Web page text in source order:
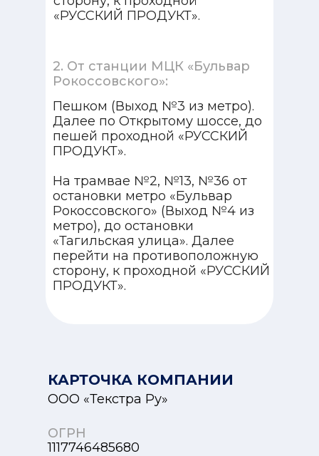
Пешком (Выход №3 из метро).
Далее по Открытому шоссе, до
пешей проходной «РУССКИЙ
ПРОДУКТ».
На трамвае №2, №13, №36 от
остановки метро «Бульвар
Рокоссовского» (Выход №4 из
метро), до остановки
«Тагильская улица». Далее
перейти на противоположную
сторону, к проходной «РУССКИЙ
ПРОДУКТ».
«РУССКИЙ ПРОДУКТ».
2. От станции МЦК «Бульвар
Рокоссовского»:
КАРТОЧКА КОМПАНИИ
ООО «Текстра Ру»
1117746485680
ОГРН